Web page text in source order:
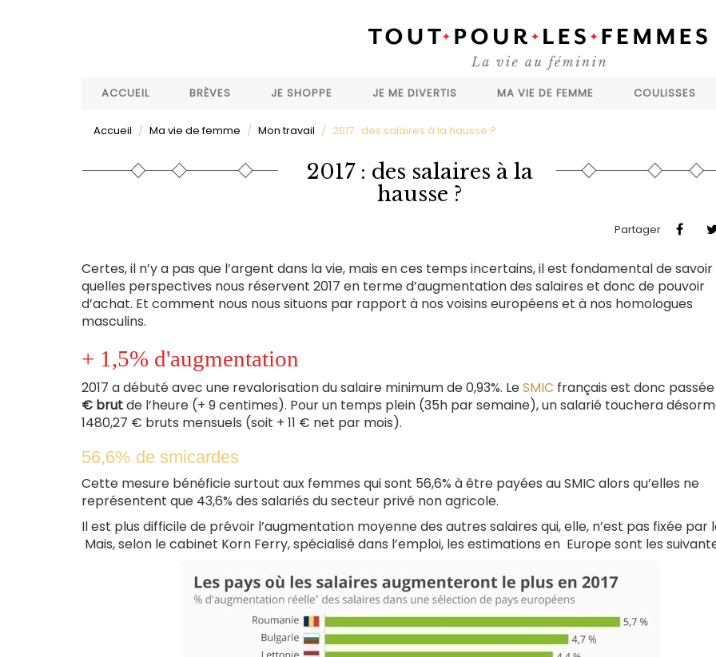
ACCUEIL
BRÈVES JE SHOPPE JE ME DIVERTIS MA VIE DE FEMME COULISSES
Accueil Ma vie de femme Mon travail 2017 : des salaires à la hausse ?
2017 : des salaires à la
hausse ?
Partager
Certes, il n’y a pas que l’argent dans la vie, mais en ces temps incertains, il est fondamental de savoir
quelles perspectives nous réservent 2017 en terme d’augmentation des salaires et donc de pouvoir
d’achat. Et comment nous nous situons par rapport à nos voisins européens et à nos homologues
masculins.
+ 1,5% d'augmentation
2017 a débuté avec une revalorisation du salaire minimum de 0,93%. LeSMIC français est donc
€ brutde l’heure (+ 9 centimes). Pour un temps plein (35h par semaine), un salarié touchera
1480,27 € bruts mensuels (soit + 11 € net par mois).
56,6% de smicardes
Cette mesure bénéficie surtout aux femmes qui sont 56,6% à être payées au SMIC alors qu’elles ne
représentent que 43,6% des salariés du secteur privé non agricole.
Il est plus difficile de prévoir l’augmentation moyenne des autres salaires qui, elle, n’est pas fixée par
Mais, selon lecabinet Korn Ferry, spécialisé dans l’emploi, les estimations en Europe sont les